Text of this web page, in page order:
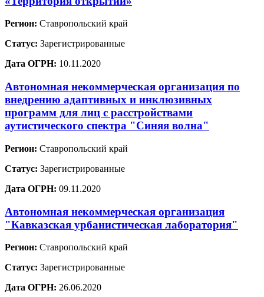
Регион: Ставропольский край
Статус: Зарегистрированные
Дата ОГРН: 10.11.2020
Автономная некоммерческая организация по
внедрению адаптивных и инклюзивных
программ для лиц с расстройствами
аутистического спектра "Синяя волна"
Регион: Ставропольский край
Статус: Зарегистрированные
Дата ОГРН: 09.11.2020
Автономная некоммерческая организация
"Кавказская урбанистическая лаборатория"
Регион: Ставропольский край
Статус: Зарегистрированные
Дата ОГРН: 26.06.2020